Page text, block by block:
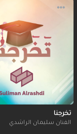
تخرجنا
الفنان سليمان الراشدي